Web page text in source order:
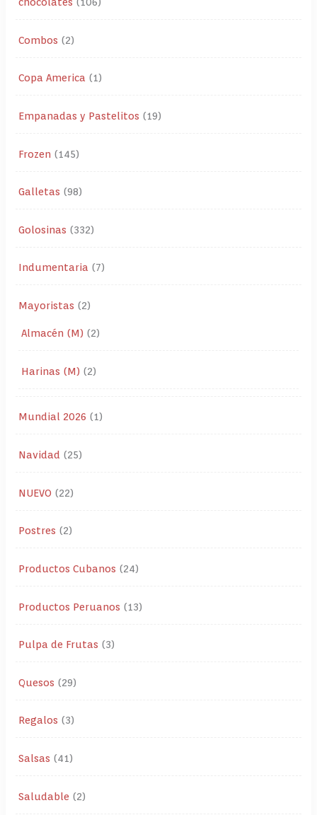
Combos 2
Copa America 1
Empanadas y Pastelitos 19
Frozen 145
Galletas 98
Golosinas 332
Indumentaria 7
Mayoristas 2
Almacén (M) 2
Harinas (M) 2
Mundial 2026 1
Navidad 25
NUEVO 22
Postres 2
Productos Cubanos 24
Productos Peruanos 13
Pulpa de Frutas 3
Quesos 29
Regalos 3
Salsas 41
Saludable 2